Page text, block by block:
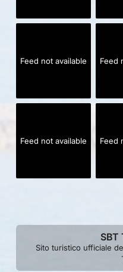
Feed not available Feed
Feed not available Feed
SBT
Sito turistico ufficiale